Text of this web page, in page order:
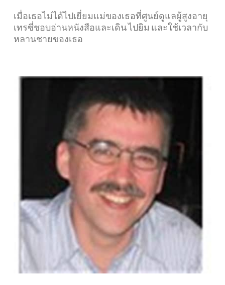
เมื่อเธอไม่ได้ไปเยี่ยมแม่ของเธอที่ศูนย์ดูแลผู้สูงอายุ
เทรซี่ชอบอ่านหนังสือและเดิน ไปยิม และใช้เวลากับ
หลานชายของเธอ